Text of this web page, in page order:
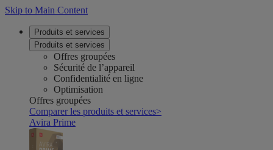
Skip to Main Content
Produits et services
Produits et services
Offres groupées
Sécurité de l’appareil
Confidentialité en ligne
Optimisation
Offres groupées
Comparer les produits et services>
Avira Prime